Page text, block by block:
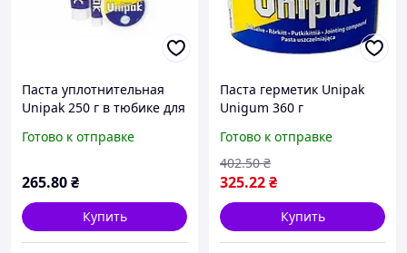
Паста уплотнительная
Unipak 250 г в тюбике для
герметизации резьбовых
Готово к отправке
265.80₴
Купить
Паста герметик Unipak
Unigum 360 г
сантехнических
соединений (598737)
Готово к отправке
325.22₴
402.50 ₴
Купить